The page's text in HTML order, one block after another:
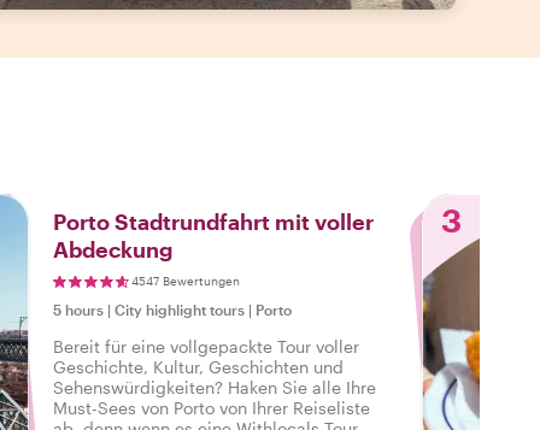
Porto Stadtrundfahrt mit voller
Abdeckung
4547 Bewertungen
5 hours | City highlight tours | Porto
Bereit für eine vollgepackte Tour voller
Geschichte, Kultur, Geschichten und
Sehenswürdigkeiten? Haken Sie alle Ihre
Must-Sees von Porto von Ihrer Reiseliste
3